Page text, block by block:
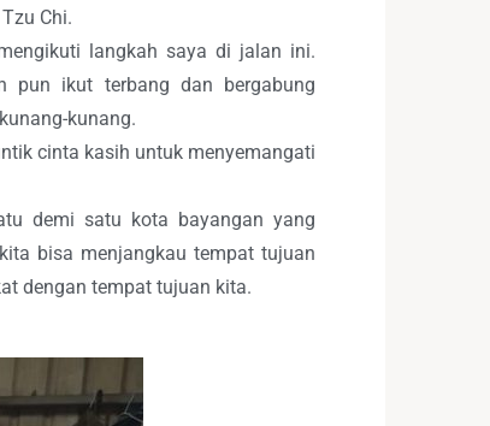
Chi.
langkah saya di jalan ini.
pun ikut terbang dan bergabung
kunang.
cinta kasih untuk menyemangati
demi satu kota bayangan yang
bisa menjangkau tempat tujuan
dengan tempat tujuan kita.